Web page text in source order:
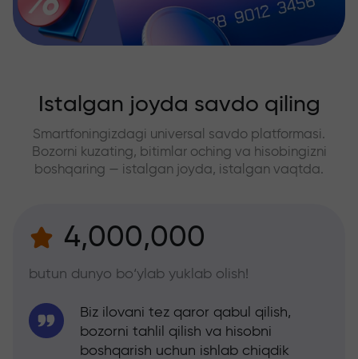
Istalgan joyda savdo qiling
Smartfoningizdagi universal savdo platformasi.
Bozorni kuzating, bitimlar oching va hisobingizni
boshqaring — istalgan joyda, istalgan vaqtda.
4,000,000
butun dunyo bo‘ylab yuklab olish!
Biz ilovani tez qaror qabul qilish,
bozorni tahlil qilish va hisobni
boshqarish uchun ishlab chiqdik